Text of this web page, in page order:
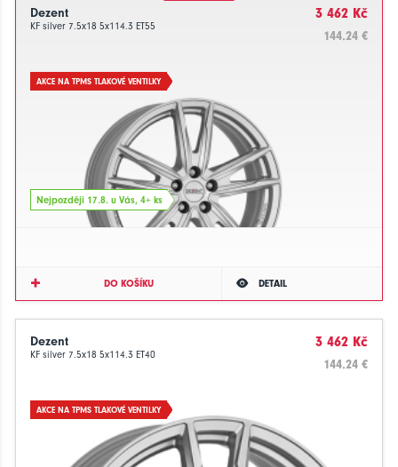
Dezent
KF silver 7.5x18 5x114.3 ET55
3 462 Kč
144.24 €
AKCE NA TPMS TLAKOVÉ VENTILKY
Nejpozději 17.8. u Vás, 4+ ks
DO KOŠÍKU DETAIL
Dezent
KF silver 7.5x18 5x114.3 ET40
3 462 Kč
144.24 €
AKCE NA TPMS TLAKOVÉ VENTILKY